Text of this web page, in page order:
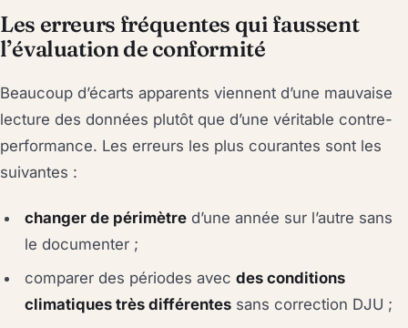
Les erreurs fréquentes qui faussent
l’évaluation de conformité
Beaucoup d’écarts apparents viennent d’une mauvaise
lecture des données plutôt que d’une véritable contre-
performance. Les erreurs les plus courantes sont les
suivantes :
changer de périmètre d’une année sur l’autre sans
le documenter ;
comparer des périodes avecdes conditions
climatiques très différentes sans correction DJU ;